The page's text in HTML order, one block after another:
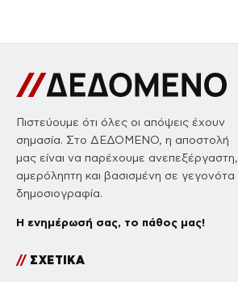
Πιστεύουμε ότι όλες οι απόψεις έχουν
σημασία. Στο ΔΕΔΟΜΕΝΟ, η αποστολή
μας είναι να παρέχουμε ανεπεξέργαστη,
αμερόληπτη και βασισμένη σε γεγονότα
δημοσιογραφία.
Η ενημέρωσή σας, το πάθος μας!
//ΣΧΕΤΙΚΑ